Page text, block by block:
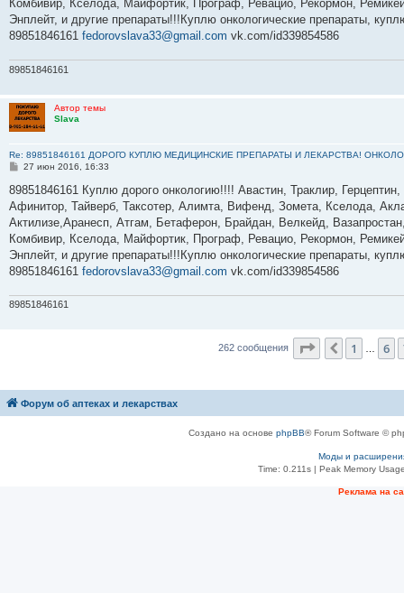
и
е
Комбивир, Кселода, Майфортик, Програф, Ревацио, Рекормон,
Энплейт, и другие препараты!!!Куплю онкологические препараты,
89851846161 fedorovslava33@gmail.com vk.com/id339854586
89851846161
Автор темы
Slava
Re: 89851846161 ДОРОГО КУПЛЮ МЕДИЦИНСКИЕ ПРЕПАРАТЫ И ЛЕКАРСТВА!
С
о
щ
е
и
е
27 июн 2016, 16:33
89851846161 Куплю дорого онкологию!!!! Авастин, Траклир,
Афинитор, Тайверб, Таксотер, Алимта, Вифенд, Зомета, Кселода,
Актилизе,Аранесп, Атгам, Бетаферон, Брайдан, Велкейд,
Комбивир, Кселода, Майфортик, Програф, Ревацио, Рекормон,
Энплейт, и другие препараты!!!Куплю онкологические препараты,
89851846161 fedorovslava33@gmail.com vk.com/id339854586
89851846161
262 сообщения Страница из
Пред.
1 6
Форум об аптеках и лекарствах
Создано на основе phpBB® Forum Software ©
Моды и
Time: 0.211s | Peak Memory
Рeклама на